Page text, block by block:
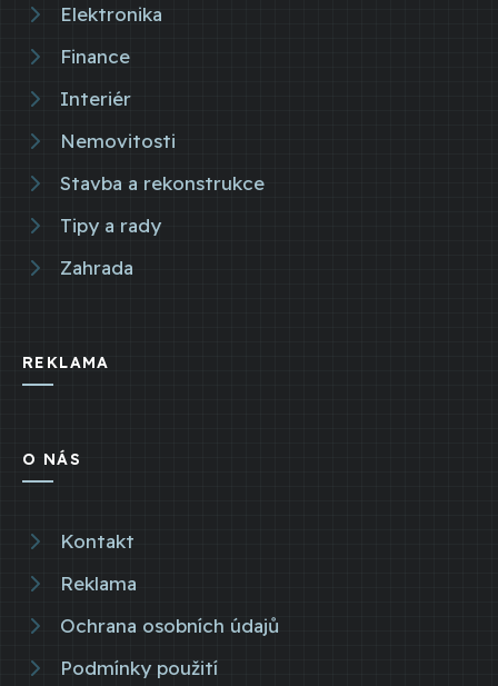
Elektronika
Finance
Interiér
Nemovitosti
Stavba a rekonstrukce
Tipy a rady
Zahrada
REKLAMA
O NÁS
Kontakt
Reklama
Ochrana osobních údajů
Podmínky použití